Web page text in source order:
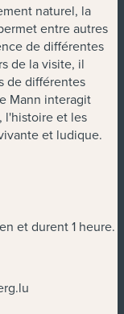
naturel, la
entre autres
de différentes
de la visite, il
de différentes
Mann interagit
l'histoire et les
et ludique.
et durent 1 heure.